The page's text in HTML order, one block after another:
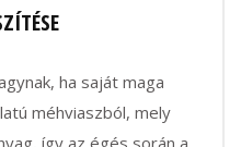
ha saját maga
méhviaszból, mely